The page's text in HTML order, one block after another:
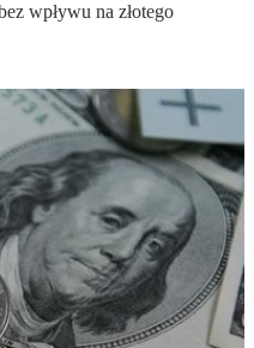
wpływu na złotego